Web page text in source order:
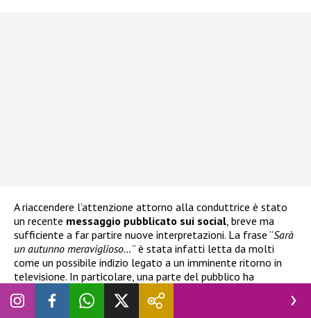
A riaccendere l’attenzione attorno alla conduttrice è stato
un recente messaggio pubblicato sui social, breve ma
sufficiente a far partire nuove interpretazioni. La frase “Sarà
un autunno meraviglioso…” è stata infatti letta da molti
come un possibile indizio legato a un imminente ritorno in
televisione. In particolare, una parte del pubblico ha
ipotizzato che il riferimento potesse riguardare
in Rai
, magari legato a un format storico o a un possibile